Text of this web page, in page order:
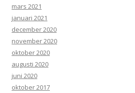
mars 2021
januari 2021
december 2020
november 2020
oktober 2020
augusti 2020
juni 2020
oktober 2017